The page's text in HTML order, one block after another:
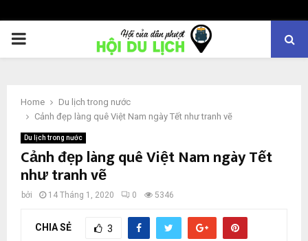
PRIMARY
Home
Du lịch trong nước
Cảnh đẹp làng quê Việt Nam ngày Tết như tranh vẽ
Du lịch trong nước
Cảnh đẹp làng quê Việt Nam ngày Tết
như tranh vẽ
bởi 14 Tháng 1, 2020 0 5346
CHIA SẺ 3